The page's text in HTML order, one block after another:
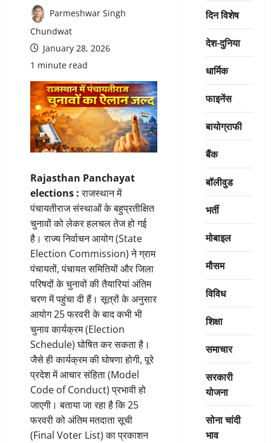
Parmeshwar Singh
Chundwat
January 28, 2026
1 minute read
Rajasthan Panchayat
elections :राजस्थान में
पंचायतीराज संस्थाओं के बहुप्रतीक्षित
चुनावों को लेकर हलचल तेज हो गई
है। राज्य निर्वाचन आयोग (State
Election Commission) ने ग्राम
पंचायतों, पंचायत समितियों और जिला
परिषदों के चुनावों की तैयारियां अंतिम
चरण में पहुंचा दी हैं। सूत्रों के अनुसार
आयोग 25 फरवरी के बाद कभी भी
चुनाव कार्यक्रम (Election
Schedule) घोषित कर सकता है।
जैसे ही कार्यक्रम की घोषणा होगी, पूरे
प्रदेश में आचार संहिता (Model
Code of Conduct) प्रभावी हो
जाएगी। बताया जा रहा है कि 25
फरवरी को अंतिम मतदाता सूची
(Final Voter List) का प्रकाशन
दिन विशेष
देश-दुनिया
धार्मिक
फाइनेंस
बायोग्राफी
बैंक
बॉलीवुड
भर्ती
मोबाइल
मौसम
विविध
शिक्षा
समाचार
सरकारी
योजना
सोना चांदी
भाव